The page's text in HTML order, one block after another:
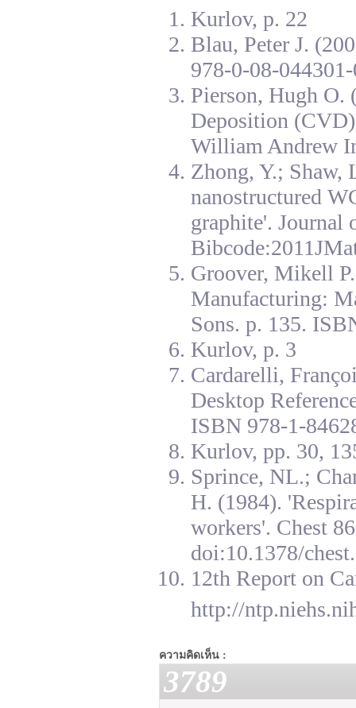
Kurlov, p. 22
Blau, Peter J.
978-0-08-
Pierson, Hugh O.
Deposition
William Andrew
Zhong, Y.; Shaw,
nanostructured
graphite'. Journal
Groover, Mikell
Manufacturing:
Sons. p. 135.
Kurlov, p. 3
Cardarelli,
Desktop
ISBN 978-1-
Kurlov, pp. 30,
Sprince, NL.;
H. (1984).
workers'. Chest
doi:10.1378/
12th Report on
http://
ความคิดเห็น :
3789